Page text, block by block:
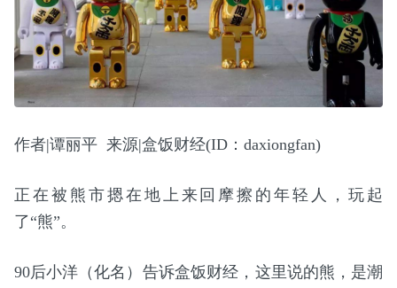
作者|谭丽平 来源|盒饭财经(ID：daxiongfan)
正在被熊市摁在地上来回摩擦的年轻人，玩起
了“熊”。
90后小洋（化名）告诉盒饭财经，这里说的熊，是潮